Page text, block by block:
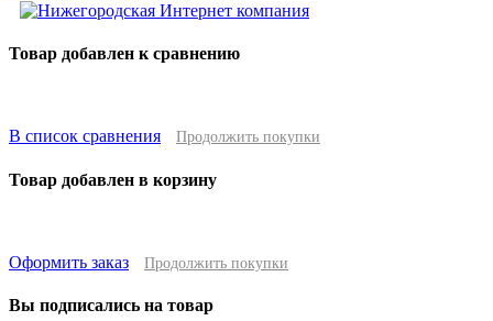
Товар добавлен к сравнению
В список сравнения Продолжить покупки
Товар добавлен в корзину
Оформить заказ Продолжить покупки
Вы подписались на товар